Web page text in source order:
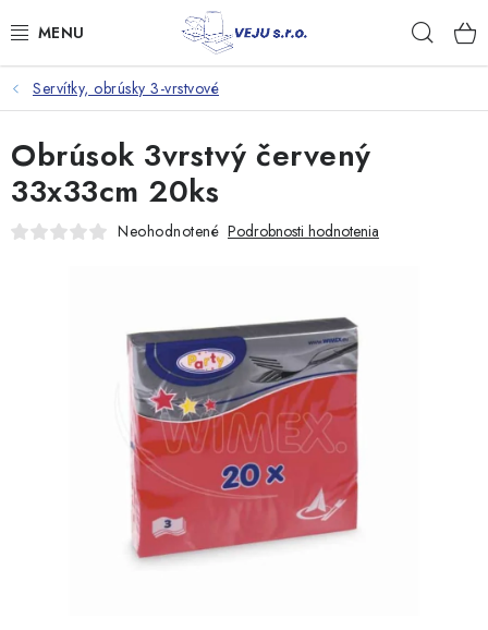
na
TAŠKY A VRECKÁ
FÓLIE, PAPIER, RUKAVICE
JEDNORÁZOVÝ RIAD
VRECIA NA ODPAD, HYGIENA
PÁSKY A DOPLNKY
Doprava a platba
Servítky, obrúsky 3-vrstvové
Obrúsok 3vrstvý červený
33x33cm 20ks
Neohodnotené Podrobnosti hodnotenia